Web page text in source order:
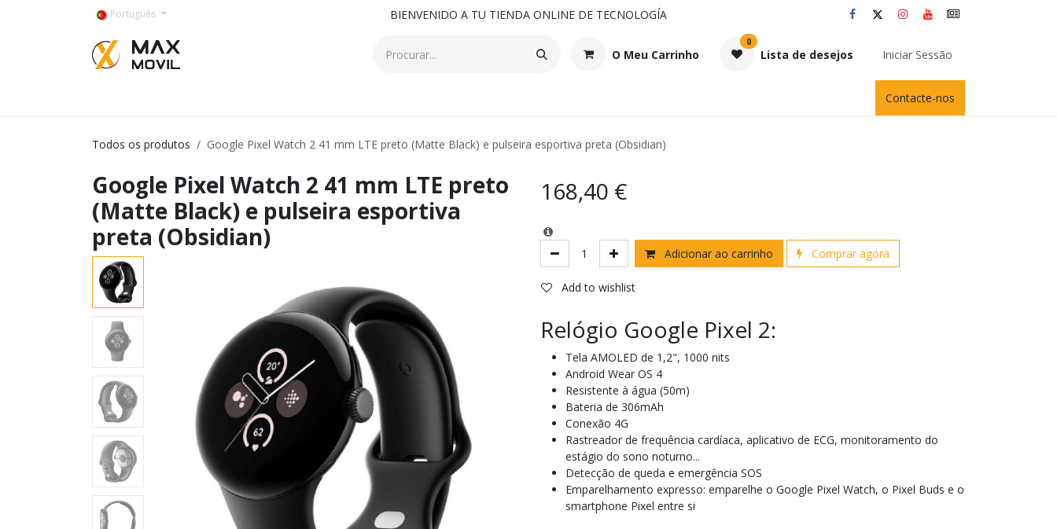
Pular para o conteúdoPortuguês BIENVENIDO A TU TIENDA ONLINE DE TECNOLOGÍA
O Meu Carrinho
0
Lista de desejos Iniciar Sessão
Contacte-nos
Todos os produtos Google Pixel Watch 2 41 mm LTE preto (Matte Black) e pulseira esportiva preta (Obsidian)
Google Pixel Watch 2 41 mm LTE preto
(Matte Black) e pulseira esportiva
preta (Obsidian)
168,40 €
Adicionar ao carrinho Comprar agora
Add to wishlist
Relógio Google Pixel 2:
Tela AMOLED de 1,2", 1000 nits
Android Wear OS 4
Resistente à água (50m)
Bateria de 306mAh
Conexão 4G
Rastreador de frequência cardíaca, aplicativo de ECG, monitoramento do
estágio do sono noturno...
Detecção de queda e emergência SOS
Emparelhamento expresso: emparelhe o Google Pixel Watch, o Pixel Buds e o
smartphone Pixel entre si